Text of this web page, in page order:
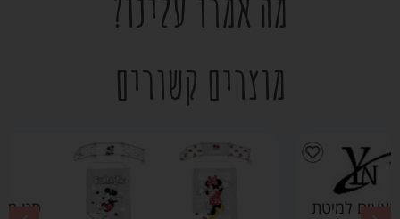
מוצרים קשורים
סט מצעים למיטת